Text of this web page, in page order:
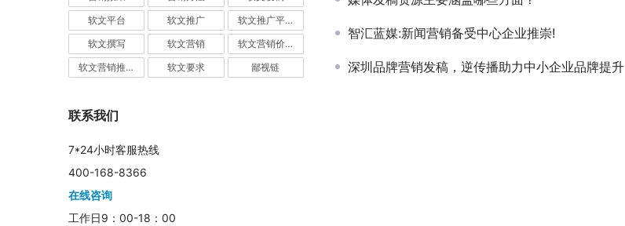
智汇蓝媒:新闻营销备受中心企业推崇!
深圳品牌营销发稿，逆传播助力中小企业品牌提升
软文平台 软文推广 软文推广平台
软文撰写 软文营销 软文营销价值
软文营销推广 软文要求 鄙视链
联系我们
7*24小时客服热线
400-168-8366
在线咨询
工作日9：00-18：00